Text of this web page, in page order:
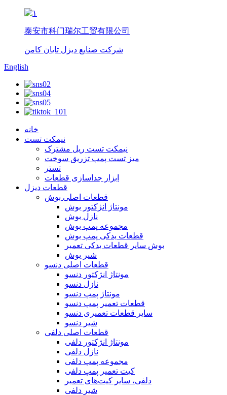
泰安市科门瑞尔工贸有限公司
شرکت صنایع دیزل تایان کامن
English
خانه
نیمکت تست
نیمکت تست ریل مشترک
میز تست پمپ تزریق سوخت
تستر
ابزار جداسازی قطعات
قطعات دیزل
قطعات اصلی بوش
مونتاژ انژکتور بوش
نازل بوش
مجموعه پمپ بوش
قطعات یدکی پمپ بوش
بوش سایر قطعات یدکی تعمیر
شیر بوش
قطعات اصلی دنسو
مونتاژ انژکتور دنسو
نازل دنسو
مونتاژ پمپ دنسو
قطعات تعمیر پمپ دنسو
سایر قطعات تعمیری دنسو
شیر دنسو
قطعات اصلی دلفی
مونتاژ انژکتور دلفی
نازل دلفی
مجموعه پمپ دلفی
کیت تعمیر پمپ دلفی
دلفی، سایر کیت‌های تعمیر
شیر دلفی